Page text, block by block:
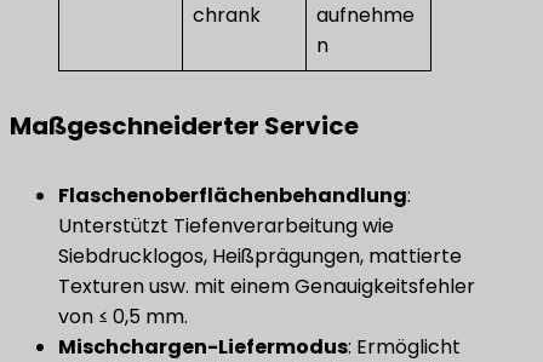
chrank
aufnehme
n
Maßgeschneiderter Service
​Flaschenoberflächenbehandlung​​:
Unterstützt Tiefenverarbeitung wie
Siebdrucklogos, Heißprägungen, mattierte
Texturen usw. mit einem Genauigkeitsfehler
von ≤ 0,5 mm.
​Mischchargen-Liefermodus​​: Ermöglicht